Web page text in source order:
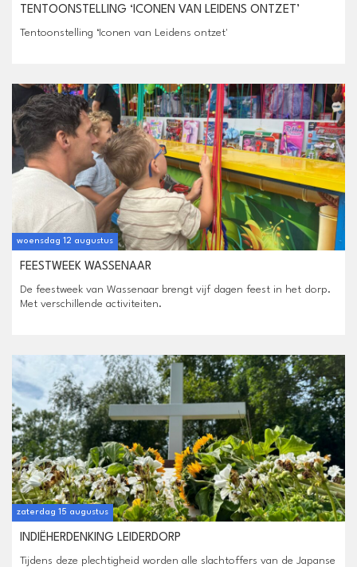
TENTOONSTELLING ‘ICONEN VAN LEIDENS ONTZET’
Tentoonstelling ‘Iconen van Leidens ontzet'
woensdag 12 augustus
FEESTWEEK WASSENAAR
De feestweek van Wassenaar brengt vijf dagen feest in het dorp.
Met verschillende activiteiten.
zaterdag 15 augustus
INDIËHERDENKING LEIDERDORP
Tijdens deze plechtigheid worden alle slachtoffers van de Japanse